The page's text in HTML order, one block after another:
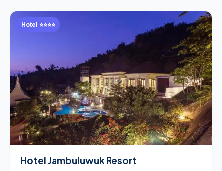
Hotel ⭐⭐⭐⭐
Hotel Jambuluwuk Resort